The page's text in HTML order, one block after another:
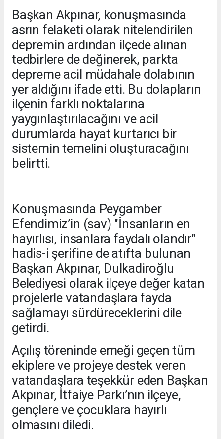
Başkan Akpınar, konuşmasında
asrın felaketi olarak nitelendirilen
depremin ardından ilçede alınan
tedbirlere de değinerek, parkta
depreme acil müdahale dolabının
yer aldığını ifade etti. Bu dolapların
ilçenin farklı noktalarına
yaygınlaştırılacağını ve acil
durumlarda hayat kurtarıcı bir
sistemin temelini oluşturacağını
belirtti.
Konuşmasında Peygamber
Efendimiz’in (sav) "İnsanların en
hayırlısı, insanlara faydalı olandır"
hadis-i şerifine de atıfta bulunan
Başkan Akpınar, Dulkadiroğlu
Belediyesi olarak ilçeye değer katan
projelerle vatandaşlara fayda
sağlamayı sürdüreceklerini dile
getirdi.
Açılış töreninde emeği geçen tüm
ekiplere ve projeye destek veren
vatandaşlara teşekkür eden Başkan
Akpınar, İtfaiye Parkı’nın ilçeye,
gençlere ve çocuklara hayırlı
olmasını diledi.